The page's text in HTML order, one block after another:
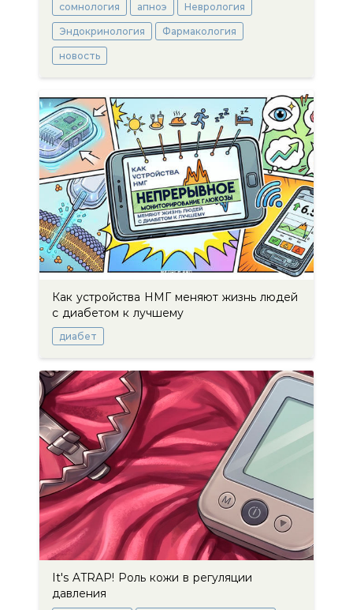
сомнология апноэ Неврология
Эндокринология Фармакология
новость
Как устройства НМГ меняют жизнь людей
с диабетом к лучшему
диабет
It's ATRAP! Роль кожи в регуляции
давления